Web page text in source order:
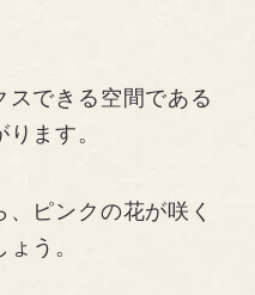
スできる空間である
ます。
ピンクの花が咲く
う。